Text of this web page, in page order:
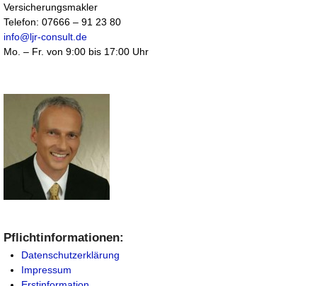
Klangschalentherapeut
Körpertherapeut
Kosmetiker
Krankenschwester
Kunsttherapeut
Osteopath, Osteopathie
Versicherungsmakler
Telefon: 07666 – 91 23 80
info@ljr-consult.de
Mo. – Fr. von 9:00 bis 17:00 Uhr
Pflichtinformationen:
Datenschutzerklärung
Impressum